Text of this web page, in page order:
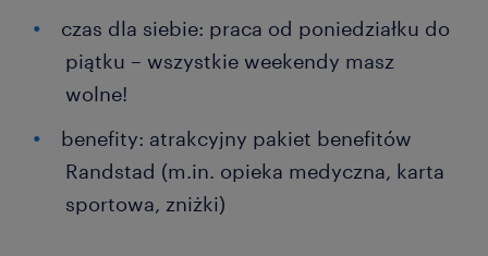
czas dla siebie: praca od poniedziałku do
piątku – wszystkie weekendy masz
wolne!
benefity: atrakcyjny pakiet benefitów
Randstad (m.in. opieka medyczna, karta
sportowa, zniżki)